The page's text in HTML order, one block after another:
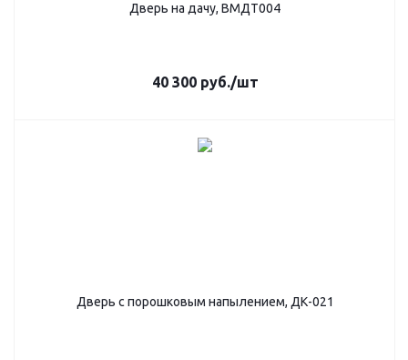
Дверь на дачу, ВМДТ004
40 300руб./шт
Дверь с порошковым напылением, ДК-021